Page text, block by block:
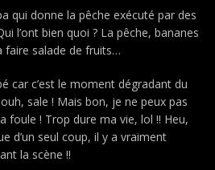
qui donne la pêche exécuté par des
l’ont bien quoi ? La pêche, bananes
faire salade de fruits…
car c’est le moment dégradant du
sale ! Mais bon, je ne peux pas
foule ! Trop dure ma vie, lol !! Heu,
d’un seul coup, il y a vraiment
la scène !!